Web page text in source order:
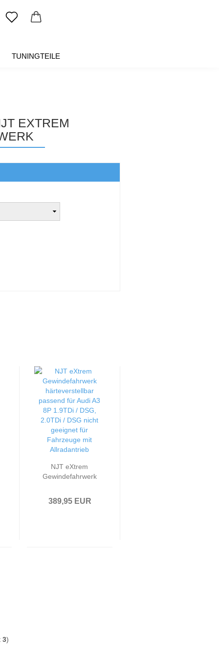
TUNINGTEILE
EXTREM
NJT eXtrem
Gewindefahrwerk
A3 8P 1.9TDi /
389,95 EUR
3)